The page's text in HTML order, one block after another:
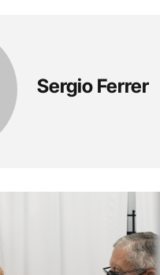
Sergio Ferrer